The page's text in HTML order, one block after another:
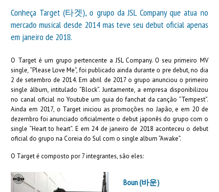
Conheça Target (타겟), o grupo da JSL Company que atua no
mercado musical desde 2014 mas teve seu debut oficial apenas
em janeiro de 2018.
O Target é um grupo pertencente a JSL Company. O seu primeiro MV
single, “Please Love Me”, foi publicado ainda durante o pre debut, no dia
2 de setembro de 2014. Em abril de 2017 o grupo anunciou o primeiro
single álbum, intitulado “Block”. Juntamente, a empresa disponibilizou
no canal oficial no Youtube um guia do fanchat da canção “Tempest”.
Ainda em 2017, o Target iniciou as promoções no Japão, e em 20 de
dezembro foi anunciado oficialmente o debut japonês do grupo com o
single “Heart to heart”. E em 24 de janeiro de 2018 aconteceu o debut
oficial do grupo na Coreia do Sul com o single album “Awake”.
O Target é composto por 7 integrantes, são eles:
Boun (바운)